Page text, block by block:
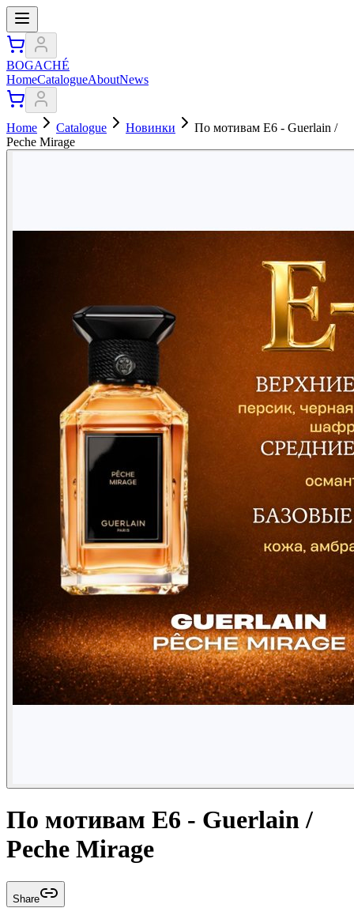
BOGACHÉ
HomeCatalogueAboutNews
Home Catalogue Новинки
По мотивам E6 - Guerlain /
Peche Mirage
По мотивам E6 - Guerlain /
Peche Mirage
Share